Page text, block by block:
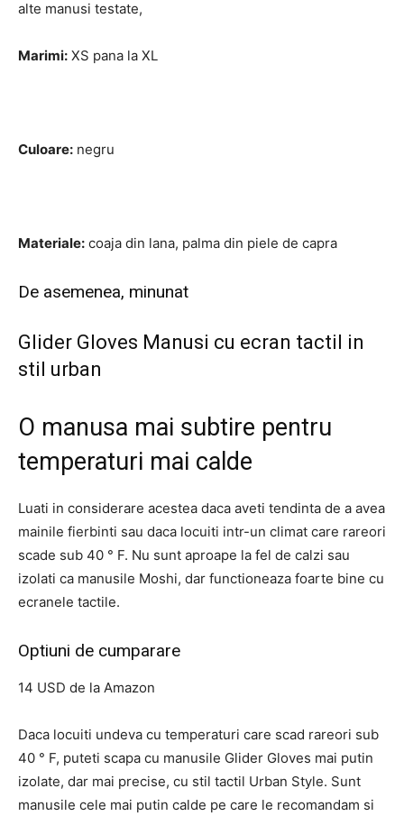
alte manusi testate,
Marimi: XS pana la XL
Culoare: negru
Materiale: coaja din lana, palma din piele de capra
De asemenea, minunat
Glider Gloves Manusi cu ecran tactil in
stil urban
O manusa mai subtire pentru
temperaturi mai calde
Luati in considerare acestea daca aveti tendinta de a avea
mainile fierbinti sau daca locuiti intr-un climat care rareori
scade sub 40 ° F. Nu sunt aproape la fel de calzi sau
izolati ca manusile Moshi, dar functioneaza foarte bine cu
ecranele tactile.
Optiuni de cumparare
14 USD de la Amazon
Daca locuiti undeva cu temperaturi care scad rareori sub
40 ° F, puteti scapa cu manusile Glider Gloves mai putin
izolate, dar mai precise, cu stil tactil Urban Style. Sunt
manusile cele mai putin calde pe care le recomandam si